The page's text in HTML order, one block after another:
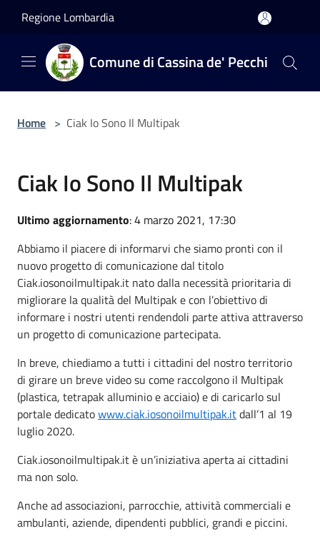
Regione Lombardia
Comune di Cassina de' Pecchi
Home > Ciak Io Sono Il Multipak
Ciak Io Sono Il Multipak
Ultimo aggiornamento: 4 marzo 2021, 17:30
Abbiamo il piacere di informarvi che siamo pronti con il
nuovo progetto di comunicazione dal titolo
Ciak.iosonoilmultipak.it nato dalla necessità prioritaria di
migliorare la qualità del Multipak e con l’obiettivo di
informare i nostri utenti rendendoli parte attiva attraverso
un progetto di comunicazione partecipata.
In breve, chiediamo a tutti i cittadini del nostro territorio
di girare un breve video su come raccolgono il Multipak
(plastica, tetrapak alluminio e acciaio) e di caricarlo sul
portale dedicatowww.ciak.iosonoilmultipak.itdall’1 al 19
luglio 2020.
Ciak.iosonoilmultipak.it è un’iniziativa aperta ai cittadini
ma non solo.
Anche ad associazioni, parrocchie, attività commerciali e
ambulanti, aziende, dipendenti pubblici, grandi e piccini.